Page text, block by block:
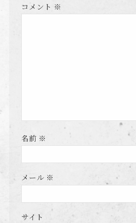
コメント ※
名前 ※
メール ※
サイト